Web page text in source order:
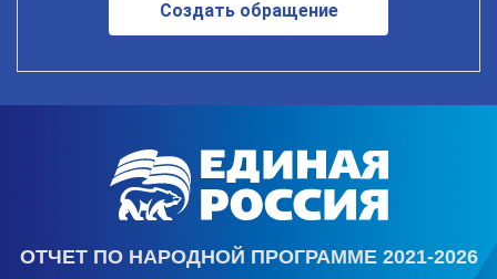
Создать обращение
ОТЧЕТ ПО НАРОДНОЙ ПРОГРАММЕ 2021-2026